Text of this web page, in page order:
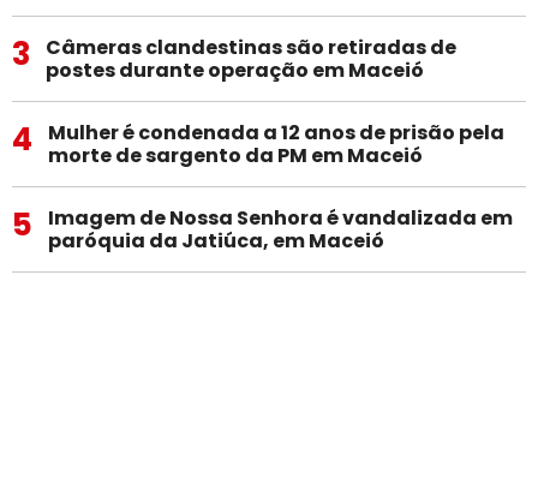
3
Câmeras clandestinas são retiradas de
postes durante operação em Maceió
4
Mulher é condenada a 12 anos de prisão pela
morte de sargento da PM em Maceió
5
Imagem de Nossa Senhora é vandalizada em
paróquia da Jatiúca, em Maceió